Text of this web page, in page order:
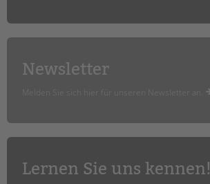
Gesellschafter VdK
tandem international
KARRIERE
tandem als Arbeitgeberin
unkuerzbar
Newsletter
Melden Sie sich hier für unseren Newsletter an.
Lernen Sie uns kennen!